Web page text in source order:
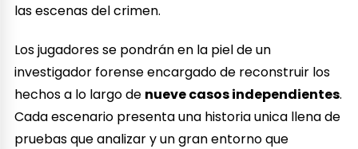
las escenas del crimen.
Los jugadores se pondrán en la piel de un
investigador forense encargado de reconstruir los
hechos a lo largo de nueve casos independientes.
Cada escenario presenta una historia unica llena de
pruebas que analizar y un gran entorno que